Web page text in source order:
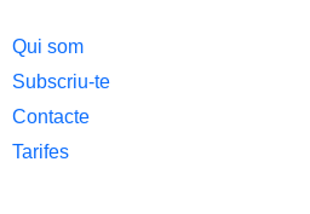
Qui som
Subscriu-te
Contacte
Tarifes